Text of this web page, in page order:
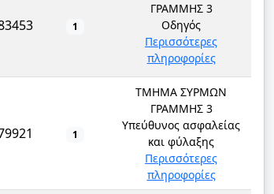
1
ΓΡΑΜΜΗΣ 3
Οδηγός
Περισσότερες
πληροφορίες
1
ΤΜΗΜΑ ΣΥΡΜΩΝ
ΓΡΑΜΜΗΣ 3
Υπεύθυνος ασφαλείας
και φύλαξης
Περισσότερες
πληροφορίες